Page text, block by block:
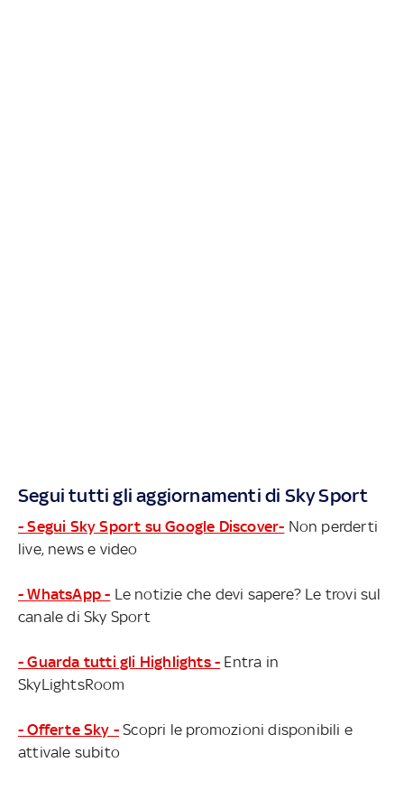
Segui tutti gli aggiornamenti di Sky Sport
- Segui Sky Sport su Google Discover- Non perderti
live, news e video
- WhatsApp - Le notizie che devi sapere? Le trovi sul
canale di Sky Sport
- Guarda tutti gli Highlights - Entra in
SkyLightsRoom
- Offerte Sky - Scopri le promozioni disponibili e
attivale subito